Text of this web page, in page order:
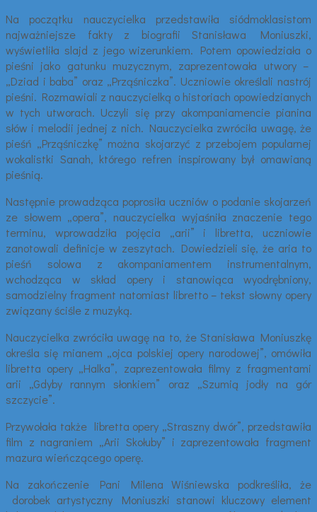
Na początku nauczycielka przedstawiła siódmoklasistom
najważniejsze fakty z biografii Stanisława Moniuszki,
wyświetliła slajd z jego wizerunkiem. Potem opowiedziała o
pieśni jako gatunku muzycznym, zaprezentowała utwory –
„Dziad i baba” oraz „Prząśniczka”. Uczniowie określali nastrój
pieśni. Rozmawiali z nauczycielką o historiach opowiedzianych
w tych utworach. Uczyli się przy akompaniamencie pianina
słów i melodii jednej z nich. Nauczycielka zwróciła uwagę, że
pieśń „Prząśniczkę” można skojarzyć z przebojem popularnej
wokalistki Sanah, którego refren inspirowany był omawianą
pieśnią.
Następnie prowadząca poprosiła uczniów o podanie skojarzeń
ze słowem „opera”, nauczycielka wyjaśniła znaczenie tego
terminu, wprowadziła pojęcia „arii” i libretta, uczniowie
zanotowali definicje w zeszytach. Dowiedzieli się, że aria to
pieśń solowa z akompaniamentem instrumentalnym,
wchodząca w skład opery i stanowiąca wyodrębniony,
samodzielny fragment natomiast libretto – tekst słowny opery
związany ściśle z muzyką.
Nauczycielka zwróciła uwagę na to, że Stanisława Moniuszkę
określa się mianem „ojca polskiej opery narodowej”, omówiła
libretta opery „Halka”, zaprezentowała filmy z fragmentami
arii „Gdyby rannym słonkiem” oraz „Szumią jodły na gór
szczycie”.
Przywołała także libretta opery „Straszny dwór”, przedstawiła
film z nagraniem „Arii Skołuby” i zaprezentowała fragment
mazura wieńczącego operę.
Na zakończenie Pani Milena Wiśniewska podkreśliła, że
dorobek artystyczny Moniuszki stanowi kluczowy element